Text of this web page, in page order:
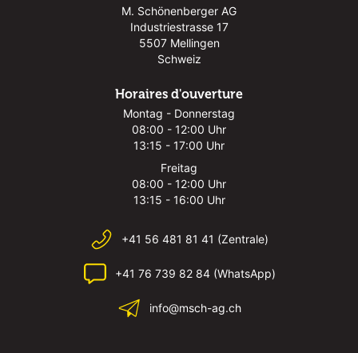
M. Schönenberger AG
Industriestrasse 17
5507 Mellingen
Schweiz
Horaires d'ouverture
Montag - Donnerstag
08:00 - 12:00 Uhr
13:15 - 17:00 Uhr
Freitag
08:00 - 12:00 Uhr
13:15 - 16:00 Uhr
+41 56 481 81 41 (Zentrale)
+41 76 739 82 84 (WhatsApp)
info@msch-ag.ch